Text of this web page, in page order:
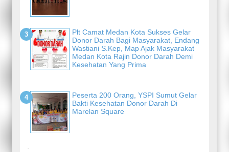
Plt Camat Medan Kota Sukses Gelar
Donor Darah Bagi Masyarakat, Endang
Wastiani S.Kep, Map Ajak Masyarakat
Medan Kota Rajin Donor Darah Demi
Kesehatan Yang Prima
Peserta 200 Orang, YSPI Sumut Gelar
Bakti Kesehatan Donor Darah Di
Marelan Square
-